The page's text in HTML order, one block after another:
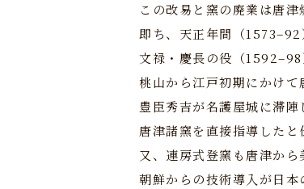
この改易と窯の廃業は唐
即ち、天正年間（1573–92
文禄・慶長の役（1592–98
桃山から江戸初期にかけて
豊臣秀吉が名護屋城に滞
唐津諸窯を直接指導したと
又、連房式登窯も唐津から
朝鮮からの技術導入が日本